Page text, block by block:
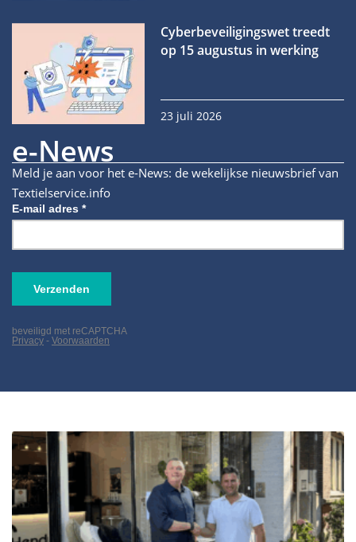
Cyberbeveiligingswet treedt
op 15 augustus in werking
23 juli 2026
e-News
Meld je aan voor het e-News: de wekelijkse nieuwsbrief van
Textielservice.info